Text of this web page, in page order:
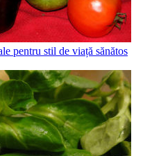
pentru stil de viață sănătos